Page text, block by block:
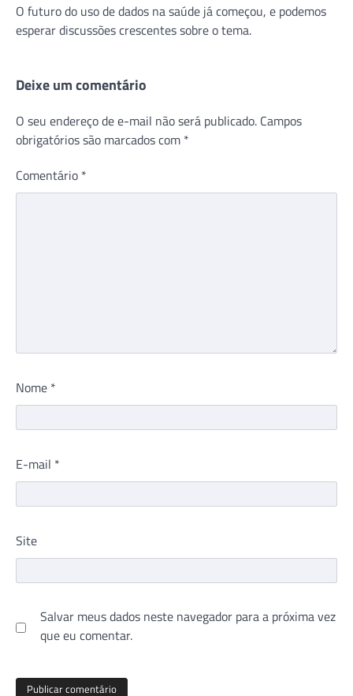
O futuro do uso de dados na saúde já começou, e podemos
esperar discussões crescentes sobre o tema.
Deixe um comentário
O seu endereço de e-mail não será publicado. Campos
obrigatórios são marcados com *
Comentário *
Nome *
E-mail *
Site
Salvar meus dados neste navegador para a próxima vez
que eu comentar.